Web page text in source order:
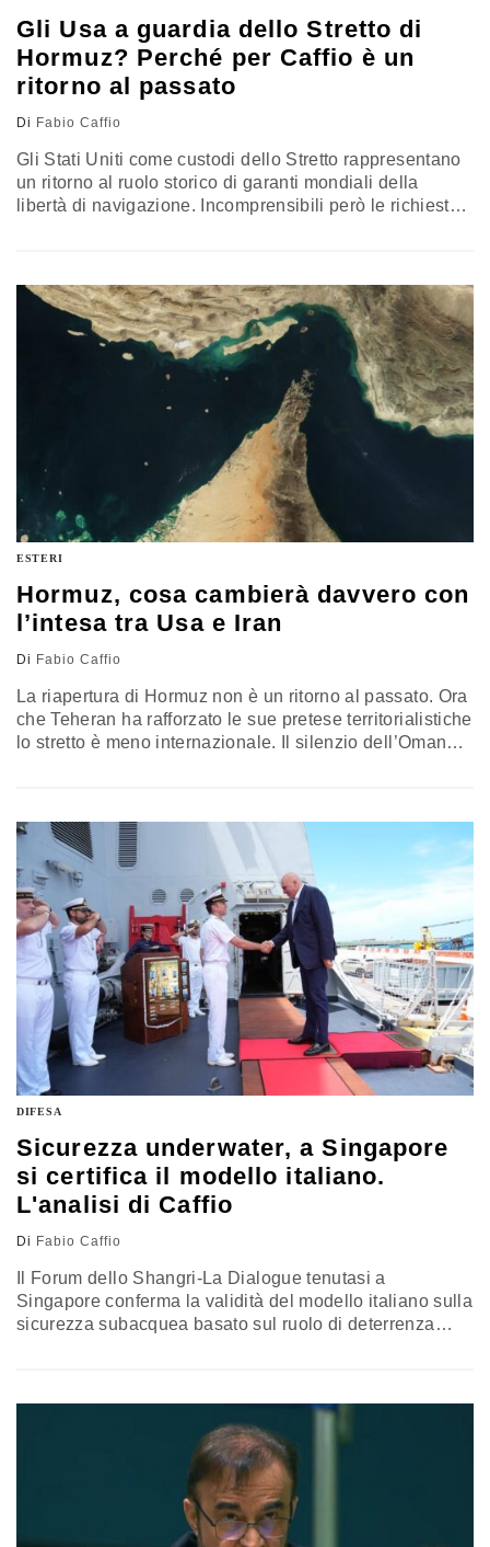
Gli Usa a guardia dello Stretto di
Hormuz? Perché per Caffio è un
ritorno al passato
Di Fabio Caffio
Gli Stati Uniti come custodi dello Stretto rappresentano
un ritorno al ruolo storico di garanti mondiali della
libertà di navigazione. Incomprensibili però le richieste
peace-keeping navale nello Stretto
ESTERI
Hormuz, cosa cambierà davvero con
l’intesa tra Usa e Iran
Di Fabio Caffio
La riapertura di Hormuz non è un ritorno al passato. Ora
che Teheran ha rafforzato le sue pretese territorialistiche
lo stretto è meno internazionale. Il silenzio dell’Oman
DIFESA
Sicurezza underwater, a Singapore
si certifica il modello italiano.
L'analisi di Caffio
Di Fabio Caffio
Il Forum dello Shangri-La Dialogue tenutasi a
Singapore conferma la validità del modello italiano sulla
sicurezza subacquea basato sul ruolo di deterrenza
Polo nazionale della subacquea e con la costituenda
Agenzia che fanno perno sulla Marina